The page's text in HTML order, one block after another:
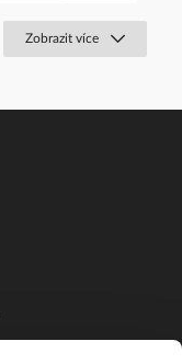
Zobrazit více